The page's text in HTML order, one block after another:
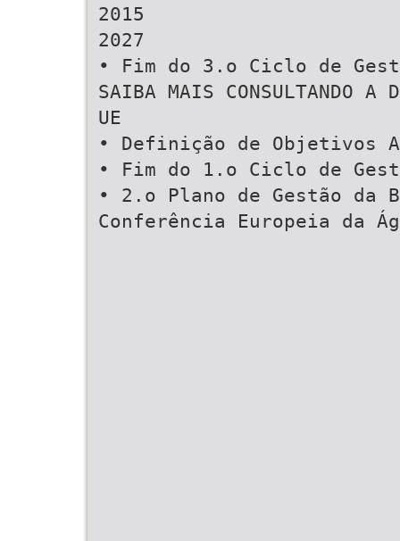
2015
2027
• Fim do 3.o Ciclo de
SAIBA MAIS CONSULTANDO A
UE
• Definição de Objetivos
• Fim do 1.o Ciclo de
• 2.o Plano de Gestão da
Conferência Europeia da